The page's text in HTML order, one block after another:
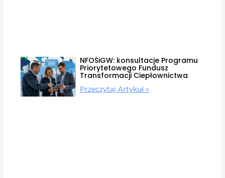
NFOŚiGW: konsultacje Programu
Priorytetowego Fundusz
Transformacji Ciepłownictwa
Przeczytaj Artykuł »